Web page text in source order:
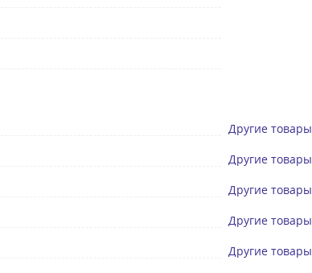
Другие товары
Другие товары
Другие товары
Другие товары
Другие товары